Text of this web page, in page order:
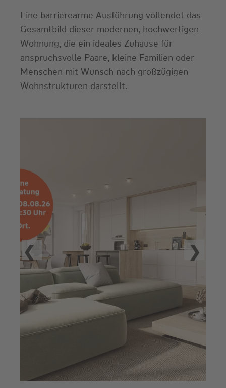
Eine barrierearme Ausführung vollendet das
Gesamtbild dieser modernen, hochwertigen
Wohnung, die ein ideales Zuhause für
anspruchsvolle Paare, kleine Familien oder
Menschen mit Wunsch nach großzügigen
Wohnstrukturen darstellt.
revious Next